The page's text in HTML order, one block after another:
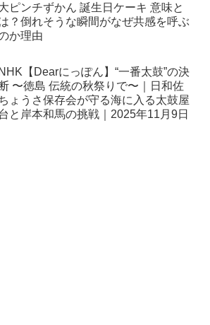
ピンチずかん 誕生日ケーキ 意味と
？倒れそうな瞬間がなぜ共感を呼ぶ
か理由
NHK【Dearにっぽん】“一番太鼓”の決
断 〜徳島 伝統の秋祭りで〜｜日和佐
ょうさ保存会が守る海に入る太鼓屋
と岸本和馬の挑戦｜2025年11月9日